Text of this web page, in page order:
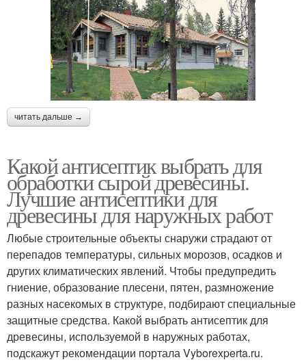
читать дальше →
Какой антисептик выбрать для
обработки сырой древесины.
Лучшие антисептики для
древесины для наружных работ
Любые строительные объекты снаружи страдают от
перепадов температуры, сильных морозов, осадков и
других климатических явлений. Чтобы предупредить
гниение, образование плесени, пятен, размножение
разных насекомых в структуре, подбирают специальные
защитные средства. Какой выбрать антисептик для
древесины, используемой в наружных работах,
подскажут рекомендации портала Vyborexperta.ru.